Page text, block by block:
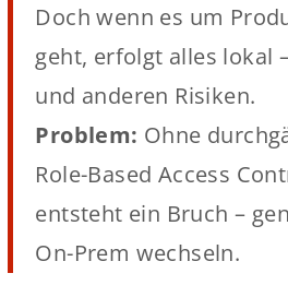
Doch wenn es um
geht, erfolgt alles lokal
und anderen Risiken.
Problem: Ohne
Role-Based Access
entsteht ein Bruch –
On-Prem wechseln.